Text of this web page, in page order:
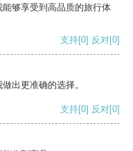
够享受到高品质的旅行体
支持[0] 反对[0]
出更准确的选择。
支持[0] 反对[0]